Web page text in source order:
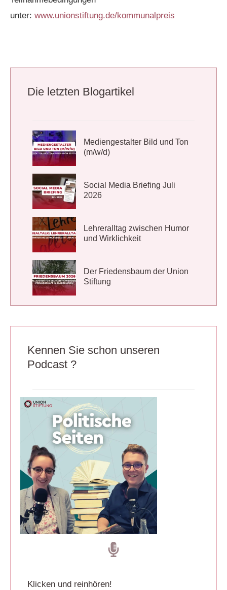
unter: www.unionstiftung.de/kommunalpreis
Die letzten Blogartikel
Mediengestalter Bild und Ton
(m/w/d)
Social Media Briefing Juli
2026
Lehreralltag zwischen Humor
und Wirklichkeit
Der Friedensbaum der Union
Stiftung
Kennen Sie schon unseren
Podcast ?
Klicken und reinhören!